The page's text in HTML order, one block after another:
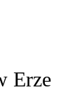
Erze